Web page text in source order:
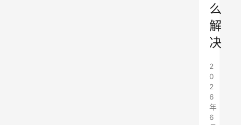
么
解
决
2
0
2
6
年
6